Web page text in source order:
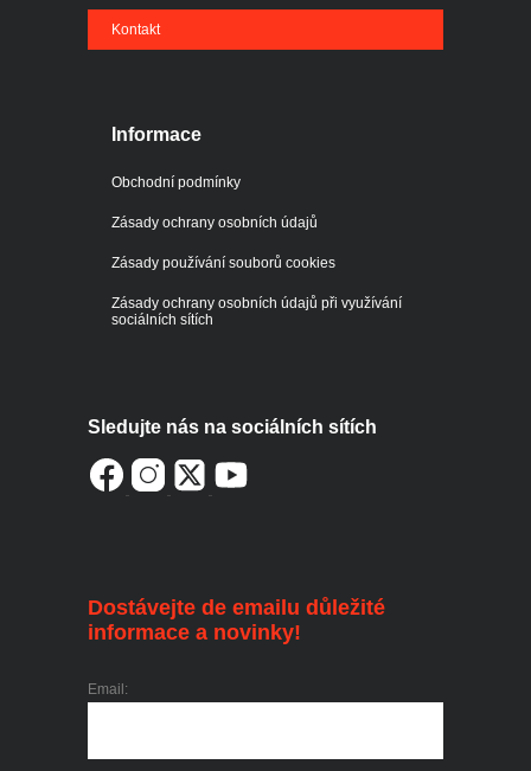
Kontakt
Informace
Obchodní podmínky
Zásady ochrany osobních údajů
Zásady používání souborů cookies
Zásady ochrany osobních údajů při využívání
sociálních sítích
Sledujte nás na sociálních sítích
Dostávejte de emailu důležité
informace a novinky!
Email: